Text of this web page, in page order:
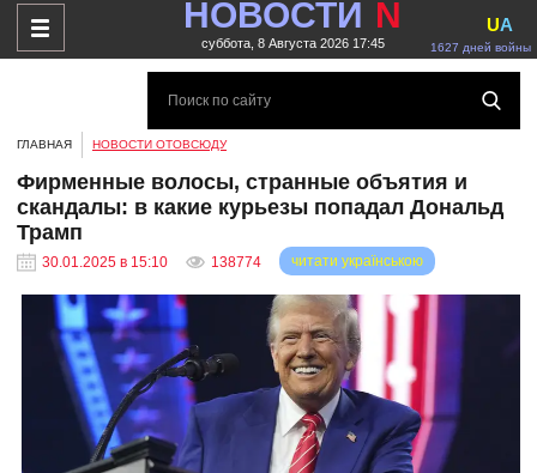
НОВОСТИ N
суббота, 8 Августа 2026 17:45 1627 дней войны
UA
ГЛАВНАЯ НОВОСТИ ОТОВСЮДУ
Фирменные волосы, странные объятия и
скандалы: в какие курьезы попадал Дональд
Трамп
30.01.2025 в 15:10 138774 читати українською